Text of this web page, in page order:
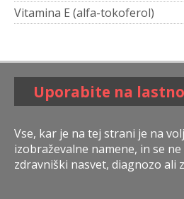
Vitamina E (alfa-tokoferol)
Uporabite na
Vse, kar je na tej strani je na
izobraževalne namene, in se
zdravniški nasvet, diagnozo ali